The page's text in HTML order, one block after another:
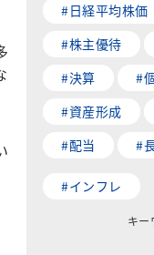
#日経平均株価
#株主優待
#決算
#
#資産形成
#配当
#
#インフレ
キー